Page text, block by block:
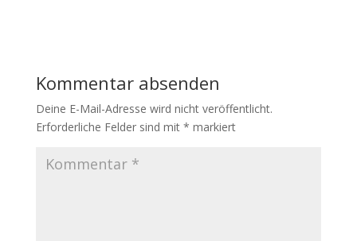
Kommentar absenden
Deine E-Mail-Adresse wird nicht veröffentlicht.
Erforderliche Felder sind mit * markiert